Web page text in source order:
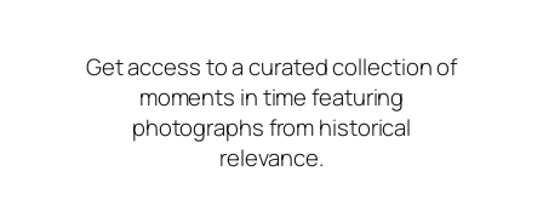
Get access to a curated collection of
moments in time featuring
photographs from historical
relevance.